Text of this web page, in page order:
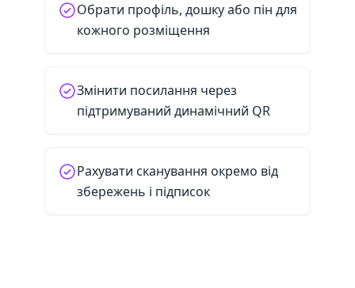
Обрати профіль, дошку або пін для
кожного розміщення
Змінити посилання через
підтримуваний динамічний QR
Рахувати сканування окремо від
збережень і підписок